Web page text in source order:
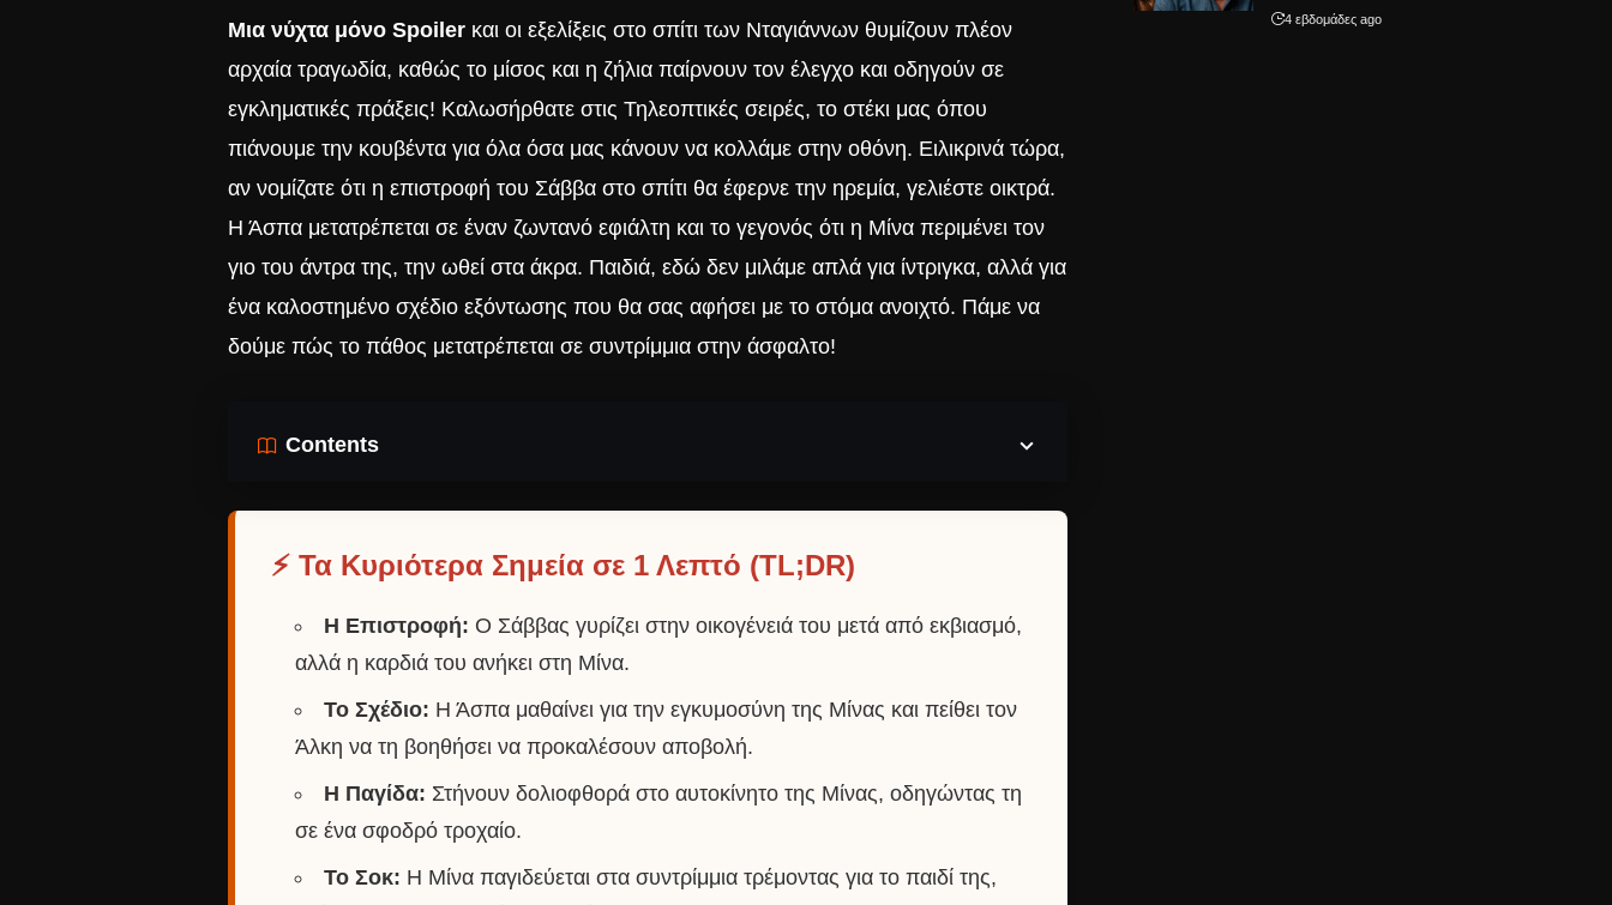
Μια νύχτα μόνο Spoiler και οι εξελίξεις στο σπίτι των Νταγιάννων θυμίζουν πλέον
αρχαία τραγωδία, καθώς το μίσος και η ζήλια παίρνουν τον έλεγχο και οδηγούν σε
εγκληματικές πράξεις! Καλωσήρθατε στις Τηλεοπτικές σειρές, το στέκι μας όπου
πιάνουμε την κουβέντα για όλα όσα μας κάνουν να κολλάμε στην οθόνη. Ειλικρινά τώρα,
αν νομίζατε ότι η επιστροφή του Σάββα στο σπίτι θα έφερνε την ηρεμία, γελιέστε οικτρά.
Η Άσπα μετατρέπεται σε έναν ζωντανό εφιάλτη και το γεγονός ότι η Μίνα περιμένει τον
γιο του άντρα της, την ωθεί στα άκρα. Παιδιά, εδώ δεν μιλάμε απλά για ίντριγκα, αλλά για
ένα καλοστημένο σχέδιο εξόντωσης που θα σας αφήσει με το στόμα ανοιχτό. Πάμε να
δούμε πώς το πάθος μετατρέπεται σε συντρίμμια στην άσφαλτο!
Contents
⚡ Τα Κυριότερα Σημεία σε 1 Λεπτό (TL;DR)
Η Επιστροφή: Ο Σάββας γυρίζει στην οικογένειά του μετά από εκβιασμό,
αλλά η καρδιά του ανήκει στη Μίνα.
Το Σχέδιο: Η Άσπα μαθαίνει για την εγκυμοσύνη της Μίνας και πείθει τον
Άλκη να τη βοηθήσει να προκαλέσουν αποβολή.
Η Παγίδα: Στήνουν δολιοφθορά στο αυτοκίνητο της Μίνας, οδηγώντας τη
σε ένα σφοδρό τροχαίο.
Το Σοκ: Η Μίνα παγιδεύεται στα συντρίμμια τρέμοντας για το παιδί της,
4 εβδομάδες ago